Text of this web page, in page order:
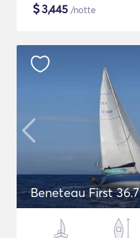
$3,445 /notte
Beneteau First 36.7